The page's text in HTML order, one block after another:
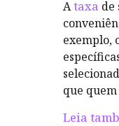
Ataxa de
exemplo,
que quem
Leia